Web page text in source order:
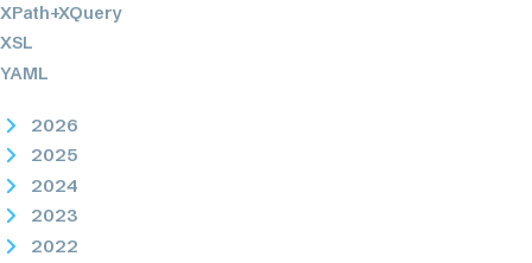
XPath+XQuery
XSL
YAML
2026
2025
2024
2023
2022